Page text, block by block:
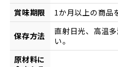
賞味期限
1か月以上の商品
保存方法
直射日光、高温
い。
原材料に